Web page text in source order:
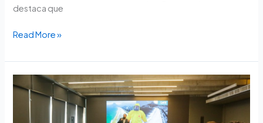
destaca que
Read More »
Empresarial